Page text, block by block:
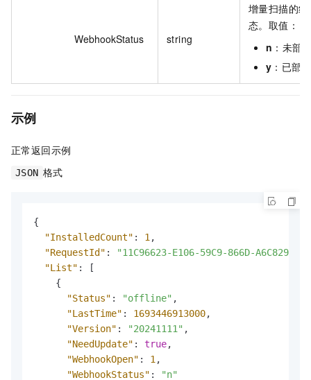
WebhookStatus string
增量扫描的
态。取值：
n ：未部
y ：已部
示例
正常返回示例
JSON 格式
{
"InstalledCount" : 1 ,
"RequestId" :
"11C96623-E106-59C9-866D-
"List" :
[
{
"Status" : "offline" ,
"LastTime" : 1693446913000,
"Version" : "20241111" ,
"NeedUpdate" : true,
"WebhookOpen" : 1 ,
"WebhookStatus" : "n"